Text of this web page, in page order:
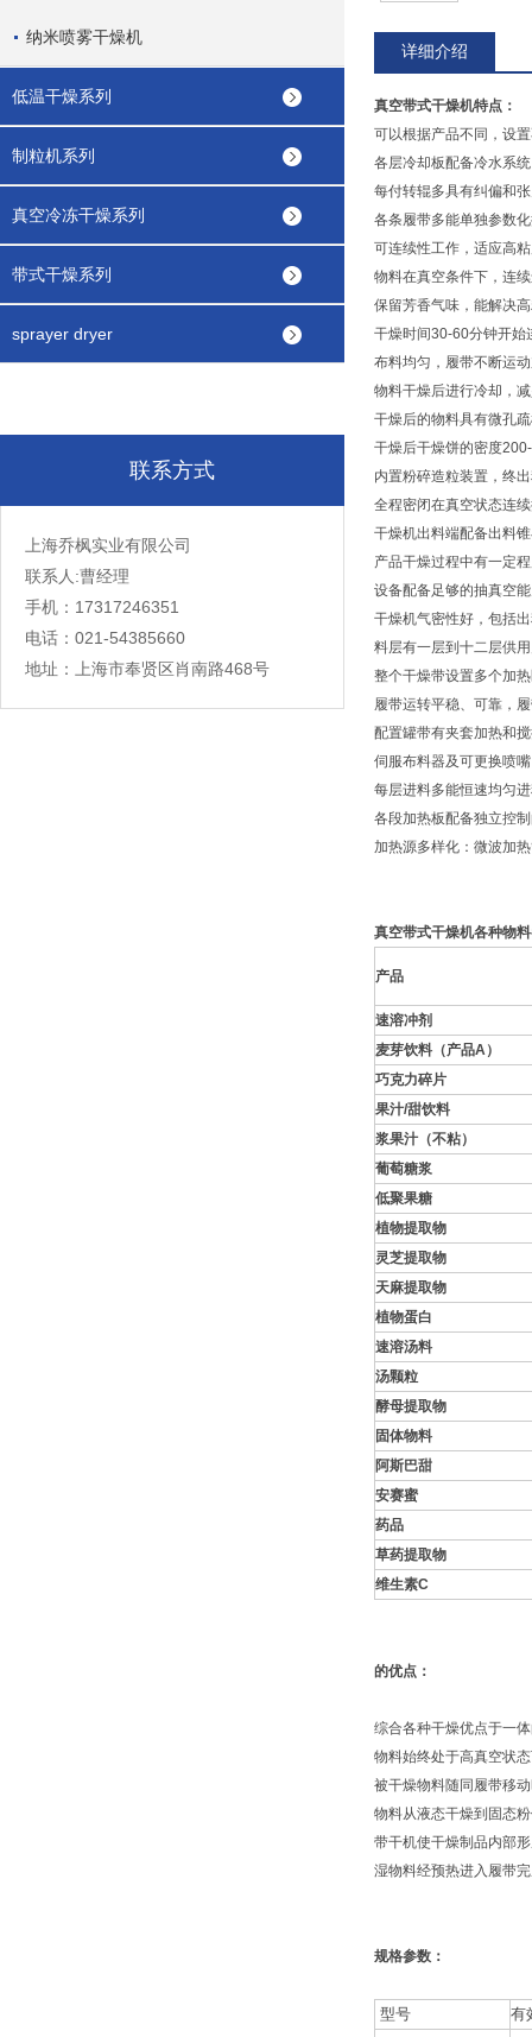
纳米喷雾干燥机
低温干燥系列
制粒机系列
真空冷冻干燥系列
带式干燥系列
sprayer dryer
联系方式
上海乔枫实业有限公司
联系人:曹经理
手机：17317246351
电话：021-54385660
地址：上海市奉贤区肖南路468号
详细介绍
真空带式干燥机特点：
可以根据产品不同，设
各层冷却板配备冷水系
每付转辊多具有纠偏和
各条履带多能单独参数
可连续性工作，适应高
物料在真空条件下，连
保留芳香气味，能解决
干燥时间30-60分钟开始
布料均匀，履带不断运
物料干燥后进行冷却，
干燥后的物料具有微孔
干燥后干燥饼的密度
内置粉碎造粒装置，终
全程密闭在真空状态连
干燥机出料端配备出料
产品干燥过程中有一定
设备配备足够的抽真空
干燥机气密性好，包括
料层有一层到十二层供
整个干燥带设置多个加
履带运转平稳、可靠，
配置罐带有夹套加热和
伺服布料器及可更换喷
每层进料多能恒速均匀
各段加热板配备独立控
加热源多样化：微波加
真空带式干燥机各种物
产品
速溶冲剂
麦芽饮料（产品A）
巧克力碎片
果汁/甜饮料
浆果汁（不粘）
葡萄糖浆
低聚果糖
植物提取物
灵芝提取物
天麻提取物
植物蛋白
速溶汤料
汤颗粒
酵母提取物
固体物料
阿斯巴甜
安赛蜜
药品
草药提取物
维生素C
的优点：
综合各种干燥优点于一
物料始终处于高真空状
被干燥物料随同履带移
物料从液态干燥到固态
带干机使干燥制品内部
湿物料经预热进入履带
规格参数：
型号
有